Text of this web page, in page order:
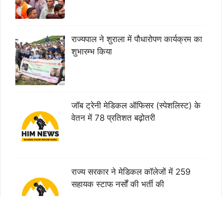
राज्यपाल ने शुराला में पौधारोपण कार्यक्रम का
शुभारम्भ किया
जॉब ट्रेनी मेडिकल ऑफिसर (स्पेशलिस्ट) के
वेतन में 78 प्रतिशत बढ़ोतरी
राज्य सरकार ने मेडिकल कॉलेजों में 259
सहायक स्टाफ नर्सों की भर्ती की